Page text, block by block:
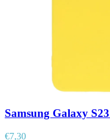
Samsung Galaxy
€7,30